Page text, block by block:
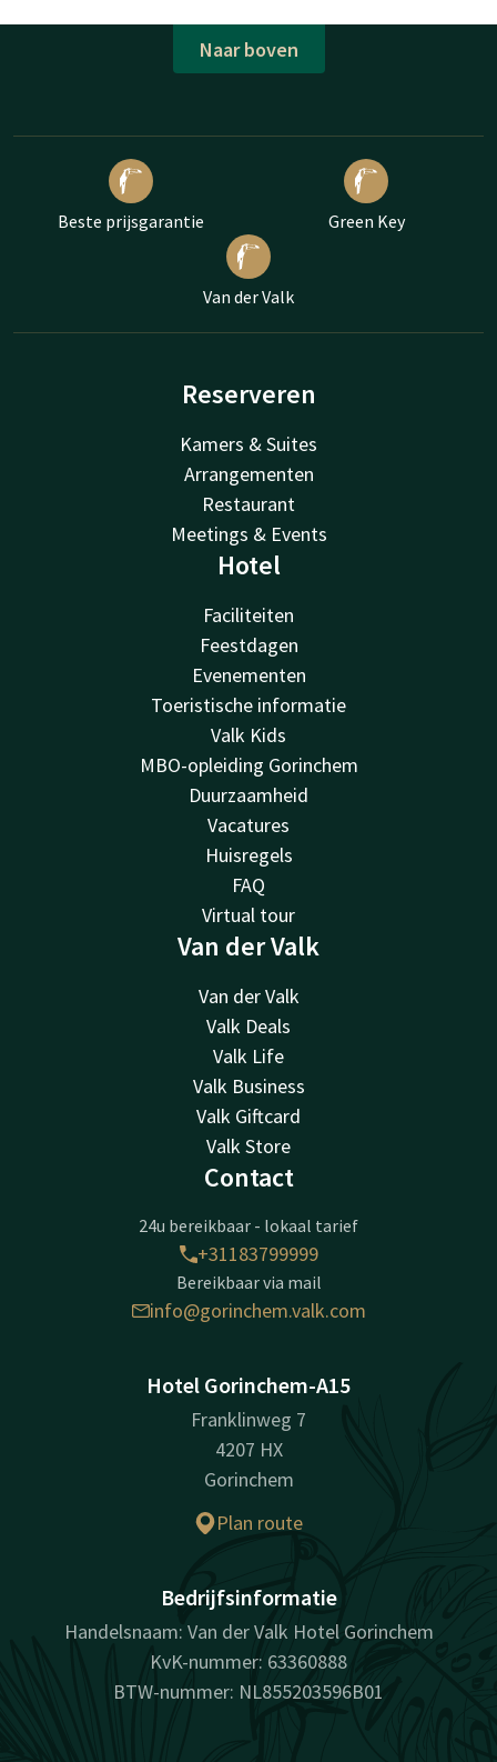
Naar boven
Beste prijsgarantie Green Key
Van der Valk
Reserveren
Kamers & Suites
Arrangementen
Restaurant
Meetings & Events
Hotel
Faciliteiten
Feestdagen
Evenementen
Toeristische informatie
Valk Kids
MBO-opleiding Gorinchem
Duurzaamheid
Vacatures
Huisregels
FAQ
Virtual tour
Van der Valk
Van der Valk
Valk Deals
Valk Life
Valk Business
Valk Giftcard
Valk Store
Contact
24u bereikbaar - lokaal tarief
+31183799999
Bereikbaar via mail
info@gorinchem.valk.com
Hotel Gorinchem-A15
Franklinweg 7
4207 HX
Gorinchem
Plan route
Bedrijfsinformatie
Handelsnaam: Van der Valk Hotel Gorinchem
KvK-nummer: 63360888
BTW-nummer: NL855203596B01